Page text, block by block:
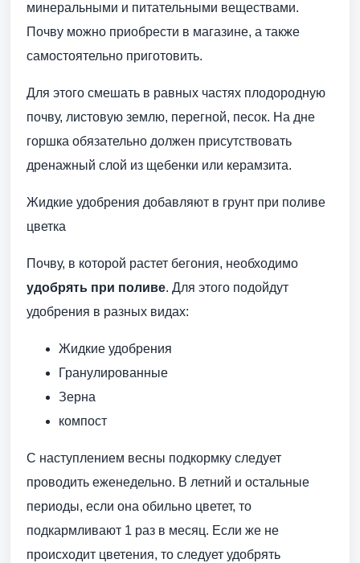
минеральными и питательными веществами.
Почву можно приобрести в магазине, а также
самостоятельно приготовить.
Для этого смешать в равных частях плодородную
почву, листовую землю, перегной, песок. На дне
горшка обязательно должен присутствовать
дренажный слой из щебенки или керамзита.
Жидкие удобрения добавляют в грунт при поливе
цветка
Почву, в которой растет бегония, необходимо
удобрять при поливе. Для этого подойдут
удобрения в разных видах:
Жидкие удобрения
Гранулированные
Зерна
компост
С наступлением весны подкормку следует
проводить еженедельно. В летний и остальные
периоды, если она обильно цветет, то
подкармливают 1 раз в месяц. Если же не
происходит цветения, то следует удобрять